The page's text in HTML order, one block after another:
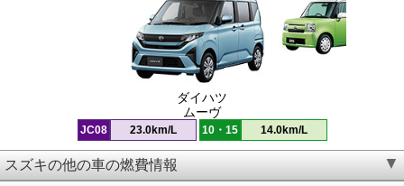
ダイハツ
ムーヴ
JC08 23.0km/L 10・15 14.0km/L
スズキの他の車の燃費情報